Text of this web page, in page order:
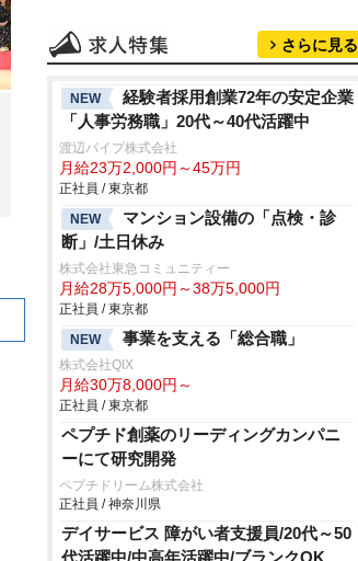
さらに見る
NEW
経験者採用創業72年の安定企業
「人事労務職」20代～40代活躍中
渡辺パイプ株式会社
月給23万2,000円～45万円
正社員 / 東京都
NEW
マンション設備の「点検・診
断」/土日休み
株式会社東急コミュニティー
月給28万5,000円～38万5,000円
正社員 / 東京都
NEW
事業を支える「総合職」
株式会社QIX
月給30万8,000円～
正社員 / 東京都
ペプチド創薬のリーディングカンパニ
ーにて研究開発
ペプチドリーム株式会社
正社員 / 神奈川県
デイサービス 障がい者支援員/20代～50
代活躍中/中高年活躍中/ブランクOK